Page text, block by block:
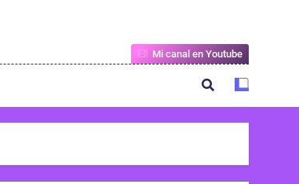
Mi canal en Youtube